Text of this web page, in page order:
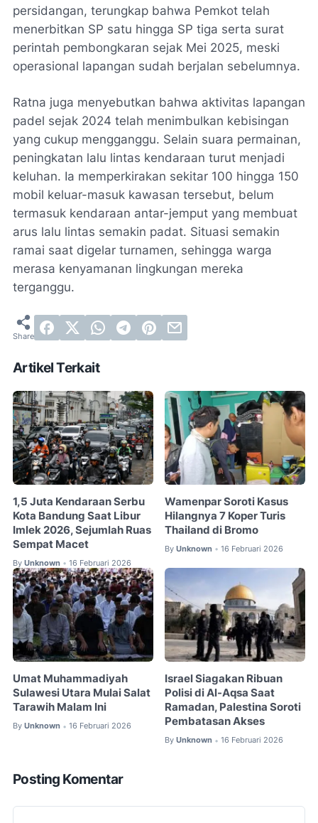
persidangan, terungkap bahwa Pemkot telah
menerbitkan SP satu hingga SP tiga serta surat
perintah pembongkaran sejak Mei 2025, meski
operasional lapangan sudah berjalan sebelumnya.
Ratna juga menyebutkan bahwa aktivitas lapangan
padel sejak 2024 telah menimbulkan kebisingan
yang cukup mengganggu. Selain suara permainan,
peningkatan lalu lintas kendaraan turut menjadi
keluhan. Ia memperkirakan sekitar 100 hingga 150
mobil keluar-masuk kawasan tersebut, belum
termasuk kendaraan antar-jemput yang membuat
arus lalu lintas semakin padat. Situasi semakin
ramai saat digelar turnamen, sehingga warga
merasa kenyamanan lingkungan mereka
terganggu.
Artikel Terkait
1,5 Juta Kendaraan Serbu
Kota Bandung Saat Libur
Imlek 2026, Sejumlah Ruas
Sempat Macet
By Unknown • 16 Februari 2026
Wamenpar Soroti Kasus
Hilangnya 7 Koper Turis
Thailand di Bromo
By Unknown • 16 Februari 2026
Umat Muhammadiyah
Sulawesi Utara Mulai Salat
Tarawih Malam Ini
By Unknown • 16 Februari 2026
Israel Siagakan Ribuan
Polisi di Al-Aqsa Saat
Ramadan, Palestina Soroti
Pembatasan Akses
By Unknown • 16 Februari 2026
Posting Komentar